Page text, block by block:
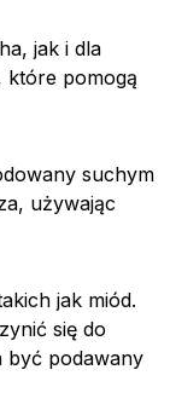
jak i dla
które pomogą
suchym
używając
jak miód.
się do
być podawany